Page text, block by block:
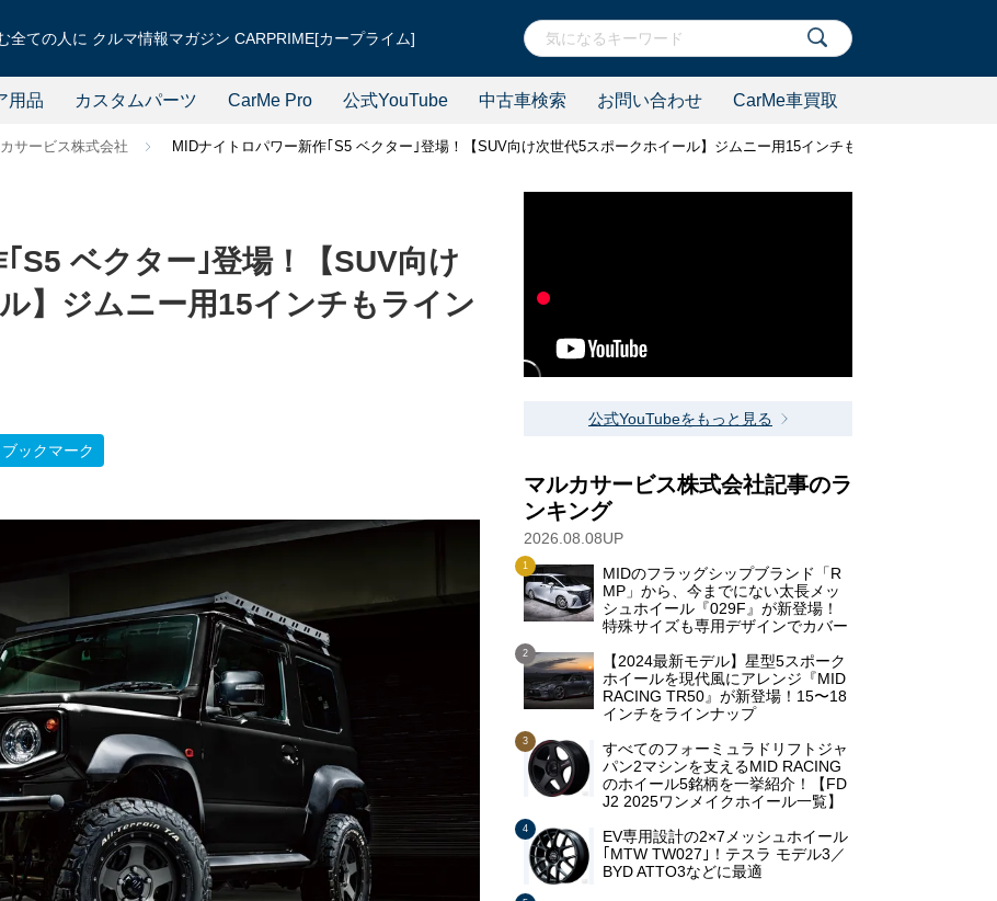
全ての人に クルマ情報マガジン CARPRIME[カープライム]
用品 カスタムパーツ CarMe Pro 公式YouTube 中古車検索 お問い合わせ CarMe車買取
サービス株式会社 MIDナイトロパワー新作｢S5 ベクター｣登場！【SUV向け次世代5スポークホイール】ジムニー用15インチもラインナップ
S5 ベクター｣登場！【SUV向け
】ジムニー用15インチもライン
ブックマーク
公式YouTubeをもっと見る
マルカサービス株式会社記事のラ
ンキング
2026.08.08UP
MIDのフラッグシップブランド「R
MP」から、今までにない太長メッ
シュホイール『029F』が新登場！
特殊サイズも専用デザインでカバー
【2024最新モデル】星型5スポーク
ホイールを現代風にアレンジ『MID
RACING TR50』が新登場！15〜18
インチをラインナップ
すべてのフォーミュラドリフトジャ
パン2マシンを支えるMID RACING
のホイール5銘柄を一挙紹介！【FD
J2 2025ワンメイクホイール一覧】
EV専用設計の2×7メッシュホイール
｢MTW TW027｣！テスラ モデル3／
BYD ATTO3などに最適